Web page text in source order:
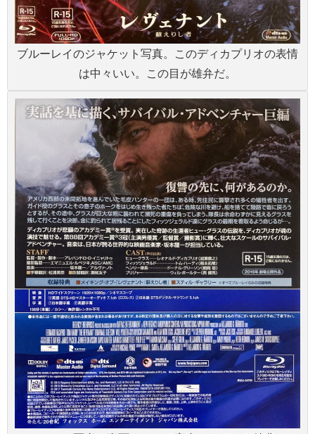
ブルーレイのジャケット写真。このディカプリオの表情
は中々いい。この目が雄弁だ。